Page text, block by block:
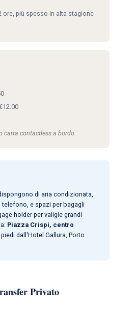
ore, più spesso in alta stagione
carta contactless a bordo.
di aria condizionata,
telefono, e spazi per bagagli
holder per valigie grandi
Piazza Crispi, centro
dall'Hotel Gallura, Porto
Privato